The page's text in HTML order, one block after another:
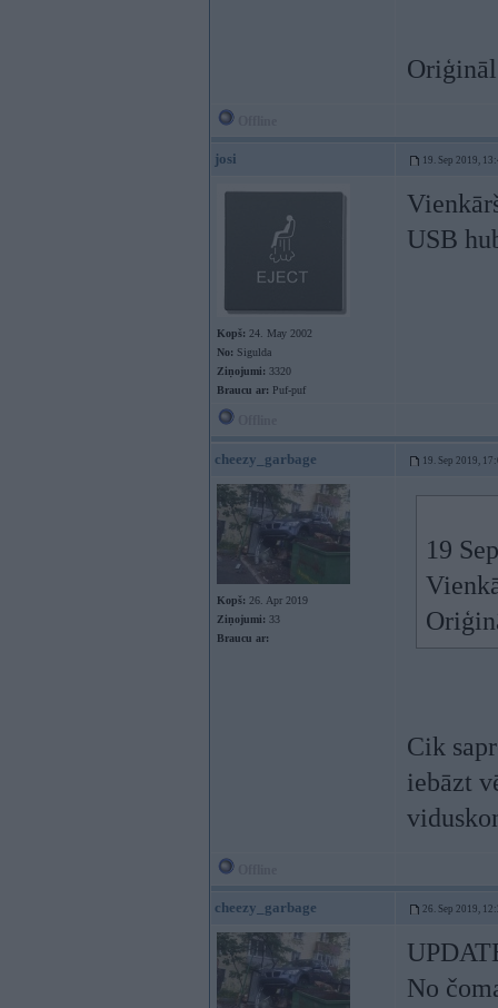
josi 19. Sep 2019,
Kopš: 24. May 2002
No: Sigulda
Ziņojumi: 3320
Braucu ar: Puf-puf
USB
cheezy_garbage 19. Sep 2019,
Kopš: 26. Apr 2019
Ziņojumi: 33
Braucu ar:
19
Cik
iebāzt
cheezy_garbage 26. Sep 2019,
No